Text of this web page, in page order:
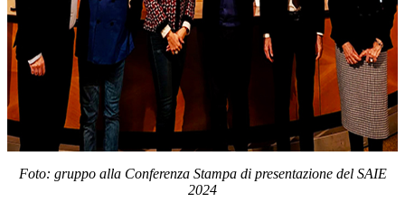
Foto: gruppo alla Conferenza Stampa di presentazione del SAIE
2024